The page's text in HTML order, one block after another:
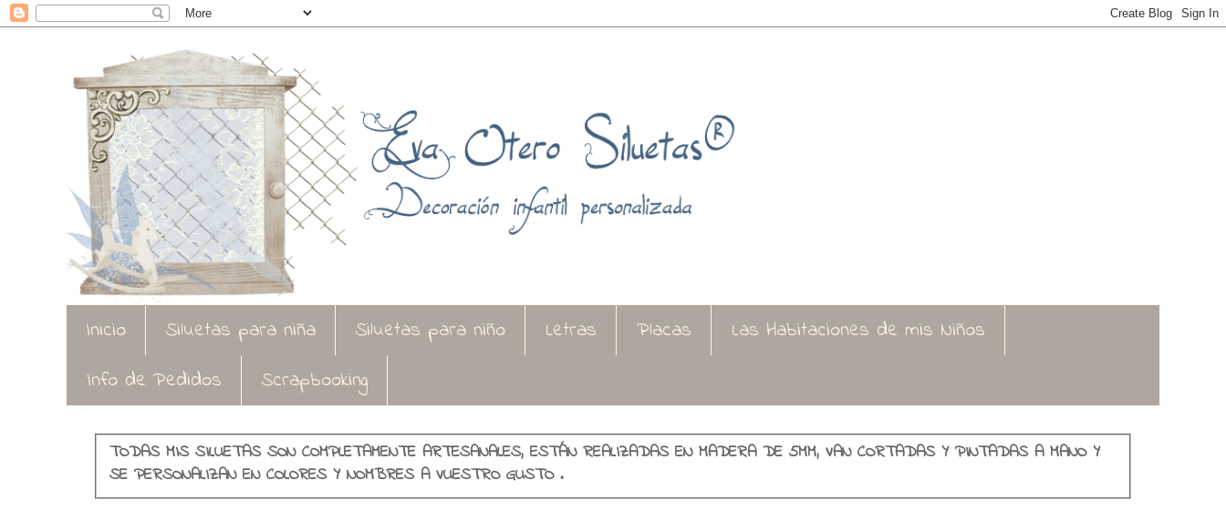
Inicio Siluetas para niña Siluetas para niño Letras Placas
Las Habitaciones de mis Niños
Info de Pedidos
Scrapbooking
TODAS MIS SILUETAS SON COMPLETAMENTE ARTESANALES, ESTÁN REALIZADAS EN MADERA DE 5MM, VAN CORTADAS Y PINTADAS A MANO Y
SE PERSONALIZAN EN COLORES Y NOMBRES A VUESTRO GUSTO .